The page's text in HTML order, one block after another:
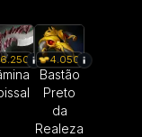
6.250 4.050
Bastão
Preto
da
Realeza